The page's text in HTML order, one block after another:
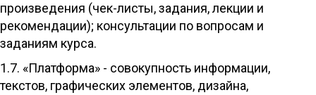
произведения (чек-листы, задания, лекции и
рекомендации); консультации по вопросам и
заданиям курса.
1.7. «Платформа» - совокупность информации,
текстов, графических элементов, дизайна,